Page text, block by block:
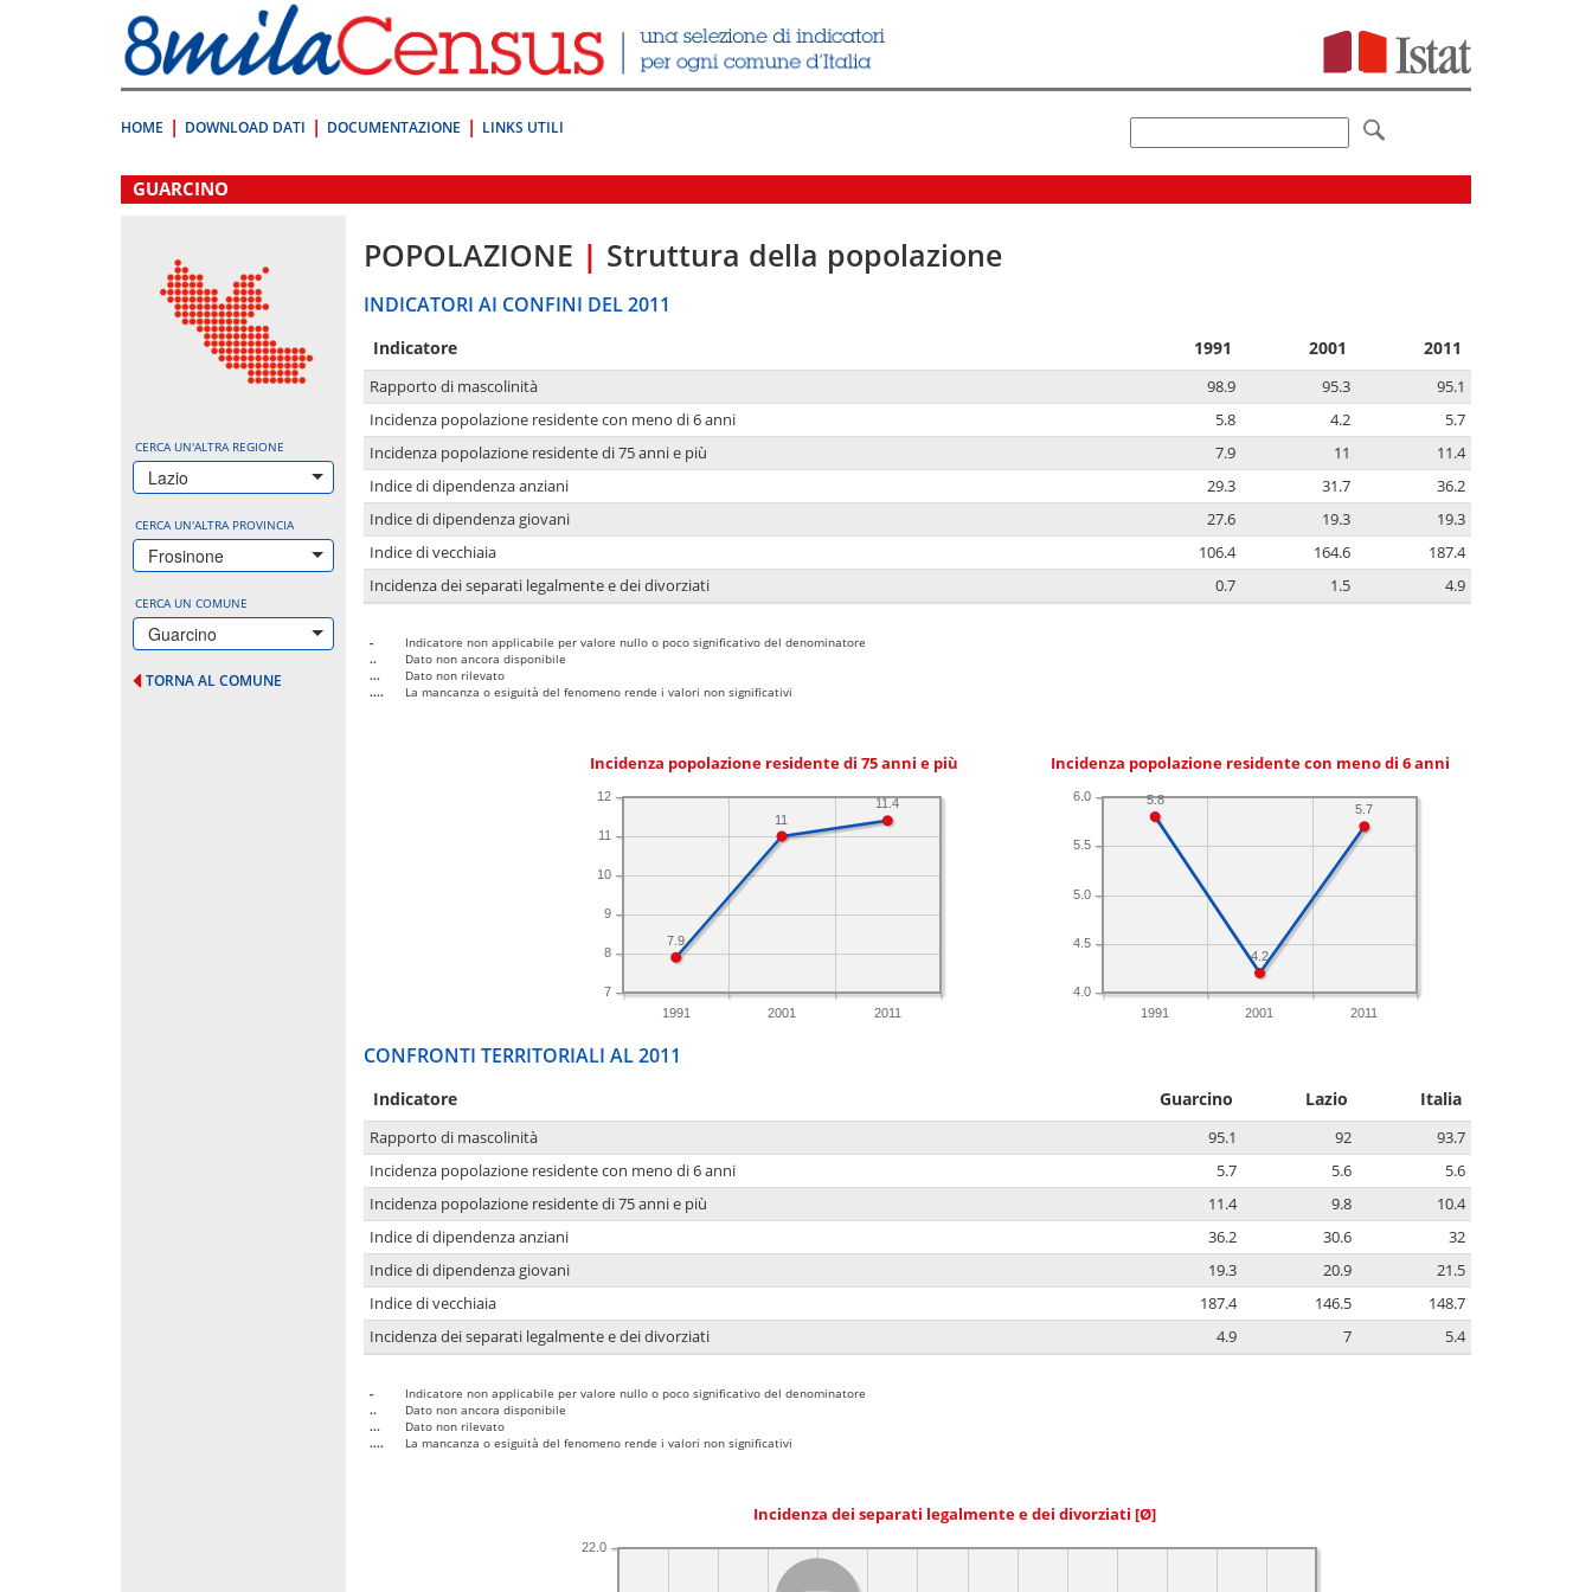
direttamente
a:
Contenuto
HOME DOWNLOAD DATI DOCUMENTAZIONE LINKS UTILI
.
GUARCINO
CERCA UN'ALTRA REGIONE
Lazio
CERCA UN'ALTRA PROVINCIA
Frosinone
CERCA UN COMUNE
Guarcino
TORNA AL COMUNE
POPOLAZIONE | Struttura della popolazione
INDICATORI AI CONFINI DEL 2011
Indicatore 1991 2001 2011
Rapporto di mascolinità 98.9 95.3
95.1
Incidenza popolazione residente con meno di 6 anni
5.8 4.2
5.7
Incidenza popolazione residente di 75 anni e più
7.9 11
11.4
Indice di dipendenza anziani
29.3 31.7
36.2
Indice di dipendenza giovani
27.6 19.3
19.3
Indice di vecchiaia
106.4 164.6
187.4
Incidenza dei separati legalmente e dei divorziati
0.7 1.5 4.9
-
Indicatore non applicabile per valore nullo o poco significativo del denominatore
..
Dato non ancora disponibile
...
Dato non rilevato
....
La mancanza o esiguità del fenomeno rende i valori non significativi
Incidenza popolazione residente di 75 anni e più
1991 2001 2011
7
8
9
10
11
12
11.4
11
7.9
Incidenza popolazione residente con meno di 6 anni
1991 2001 2011
4.0
4.5
5.0
5.5
6.0
5.7
4.2
5.8
CONFRONTI TERRITORIALI AL 2011
Indicatore Guarcino Lazio Italia
Rapporto di mascolinità 95.1 92
93.7
Incidenza popolazione residente con meno di 6 anni
5.7 5.6
5.6
Incidenza popolazione residente di 75 anni e più
11.4 9.8
10.4
Indice di dipendenza anziani
36.2 30.6
32
Indice di dipendenza giovani
19.3 20.9
21.5
Indice di vecchiaia
187.4 146.5
148.7
Incidenza dei separati legalmente e dei divorziati
4.9 7 5.4
-
Indicatore non applicabile per valore nullo o poco significativo del denominatore
..
Dato non ancora disponibile
...
Dato non rilevato
....
La mancanza o esiguità del fenomeno rende i valori non significativi
Incidenza dei separati legalmente e dei divorziati [Ø]
22.0